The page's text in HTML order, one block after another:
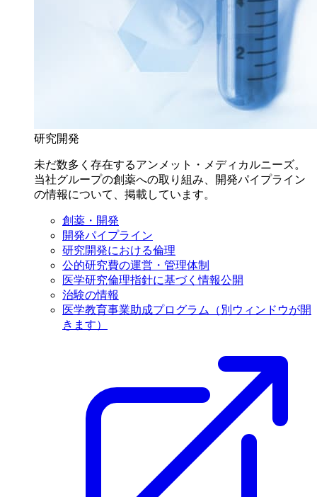
研究開発
未だ数多く存在するアンメット・メディカルニーズ。
当社グループの創薬への取り組み、開発パイプライン
の情報について、掲載しています。
創薬・開発
開発パイプライン
研究開発における倫理
公的研究費の運営・管理体制
医学研究倫理指針に基づく情報公開
治験の情報
医学教育事業助成プログラム
（別ウィンドウが開
きます）